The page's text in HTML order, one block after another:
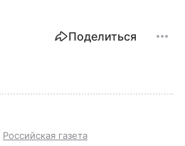
Поделиться
Российская газета